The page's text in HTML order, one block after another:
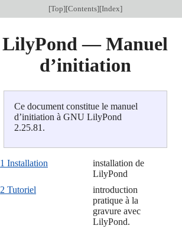
[Top][Contents][Index]
LilyPond — Manuel
d’initiation
Ce document constitue le manuel
d’initiation à GNU LilyPond
2.25.81.
1 Installation
installation de
LilyPond
2 Tutoriel
introduction
pratique à la
gravure avec
LilyPond.